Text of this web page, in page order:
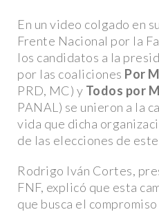
En un video colgado en
Frente Nacional por la
los candidatos a la
por las coaliciones Por
PRD, MC) y Todos por
PANAL) se unieron a la
vida que dicha
de las elecciones de
Rodrigo Iván Cortes,
FNF, explicó que esta
que busca el